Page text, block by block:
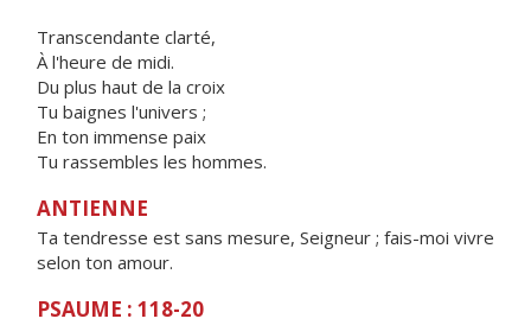
Transcendante clarté,
À l'heure de midi.
Du plus haut de la croix
Tu baignes l'univers ;
En ton immense paix
Tu rassembles les hommes.
ANTIENNE
Ta tendresse est sans mesure, Seigneur ; fais-moi vivre
selon ton amour.
PSAUME : 118-20